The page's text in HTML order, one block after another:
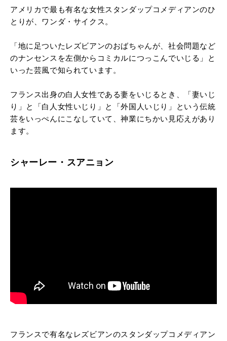
アメリカで最も有名な女性スタンダップコメディアンのひ
とりが、ワンダ・サイクス。
「地に足ついたレズビアンのおばちゃんが、社会問題など
のナンセンスを左側からコミカルにつっこんでいじる」と
いった芸風で知られています。
フランス出身の白人女性である妻をいじるとき、「妻いじ
り」と「白人女性いじり」と「外国人いじり」という伝統
芸をいっぺんにこなしていて、神業にちかい見応えがあり
ます。
シャーレー・スアニョン
フランスで有名なレズビアンのスタンダップコメディアン